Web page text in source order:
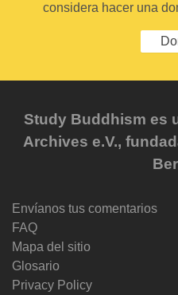
considera hacer una
Study Buddhism es
Archives e.V.,
Envíanos tus comentarios
FAQ
Mapa del sitio
Glosario
Privacy Policy